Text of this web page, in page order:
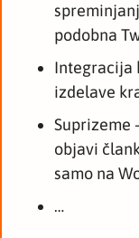
podobna
Integracija
izdelave
Suprizeme
objavi
samo na
…